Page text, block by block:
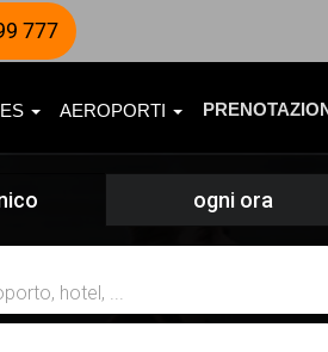
777
AEROPORTI
ogni ora